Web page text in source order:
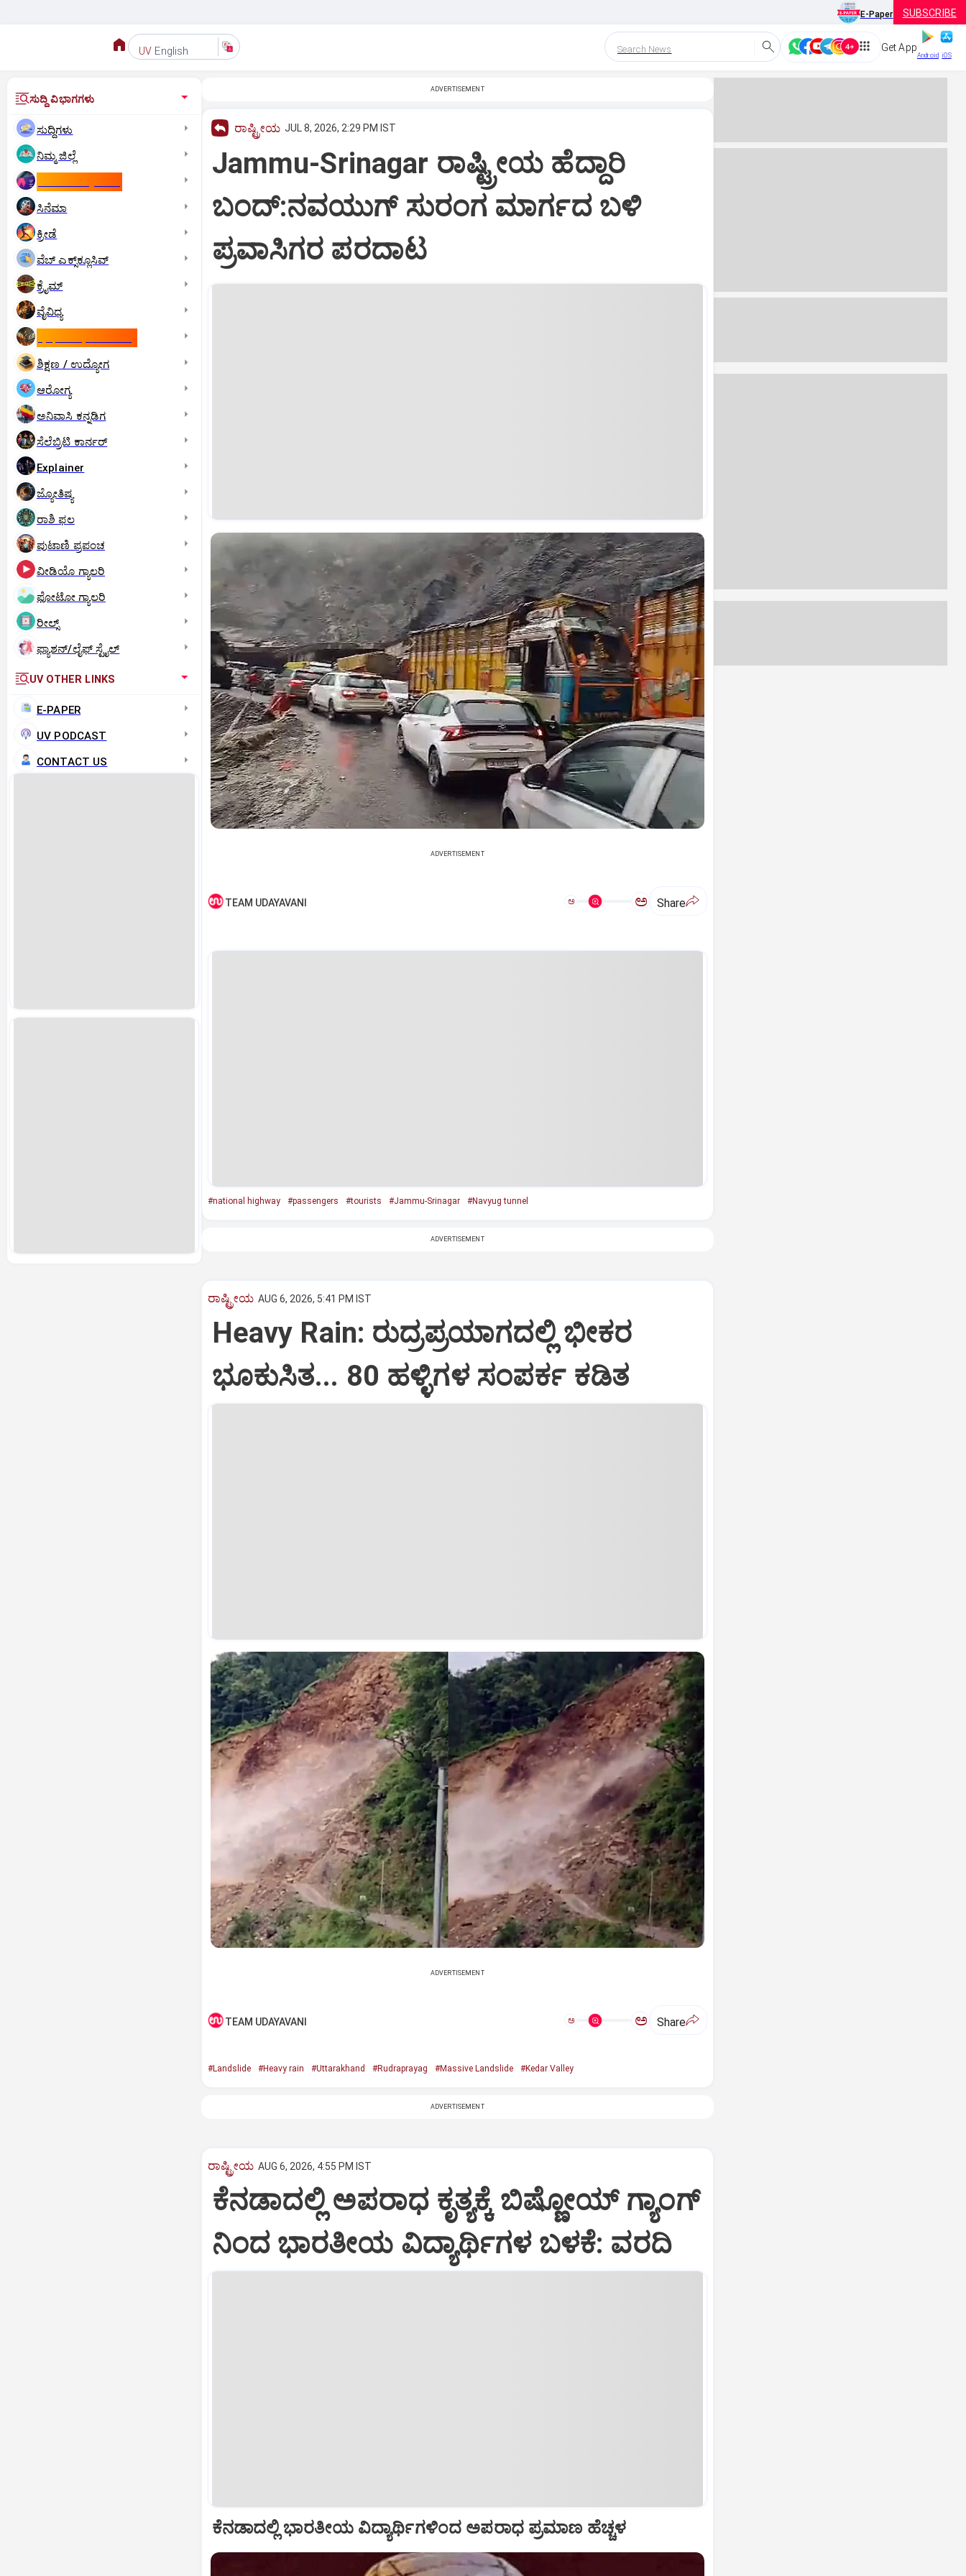
E-Paper SUBSCRIBE
UV English Search News Get App
Android iOS
ಸುದ್ದಿ ವಿಭಾಗಗಳು
ಸುದ್ದಿಗಳು
ನಿಮ್ಮ ಜಿಲ್ಲೆ
ಸಿನೆಮಾ
ಕ್ರೀಡೆ
ವೆಬ್ ಎಕ್ಸ್‌ಕ್ಲೂಸಿವ್
ಕ್ರೈಮ್
ವೈವಿಧ್ಯ
ಶಿಕ್ಷಣ / ಉದ್ಯೋಗ
ಆರೋಗ್ಯ
ಅನಿವಾಸಿ ಕನ್ನಡಿಗ
ಸೆಲೆಬ್ರಿಟಿ ಕಾರ್ನರ್‌
Explainer
ಜ್ಯೋತಿಷ್ಯ
ರಾಶಿ ಫಲ
ಪುಟಾಣಿ ಪ್ರಪಂಚ
ವೀಡಿಯೊ ಗ್ಯಾಲರಿ
ಫೋಟೋ ಗ್ಯಾಲರಿ
ರೀಲ್ಸ್
ಫ್ಯಾಶನ್/ಲೈಫ್‌ ಸ್ಟೈಲ್
UV OTHER LINKS
E-PAPER
UV PODCAST
CONTACT US
ADVERTISEMENT
ರಾಷ್ಟ್ರೀಯ JUL 8, 2026, 2:29 PM IST
Jammu-Srinagar ರಾಷ್ಟ್ರೀಯ ಹೆದ್ದಾರಿ
ಬಂದ್:ನವಯುಗ್ ಸುರಂಗ ಮಾರ್ಗದ ಬಳಿ
ಪ್ರವಾಸಿಗರ ಪರದಾಟ
ADVERTISEMENT
TEAM UDAYAVANI ಅ ಅ Share
#national highway #passengers #tourists #Jammu-Srinagar #Navyug tunnel
ADVERTISEMENT
ರಾಷ್ಟ್ರೀಯ AUG 6, 2026, 5:41 PM IST
Heavy Rain: ರುದ್ರಪ್ರಯಾಗದಲ್ಲಿ ಭೀಕರ
ಭೂಕುಸಿತ... 80 ಹಳ್ಳಿಗಳ ಸಂಪರ್ಕ ಕಡಿತ
ADVERTISEMENT
TEAM UDAYAVANI ಅ ಅ Share
#Landslide #Heavy rain #Uttarakhand #Rudraprayag #Massive Landslide #Kedar Valley
ADVERTISEMENT
ರಾಷ್ಟ್ರೀಯ AUG 6, 2026, 4:55 PM IST
ಕೆನಡಾದಲ್ಲಿ ಅಪರಾಧ ಕೃತ್ಯಕ್ಕೆ ಬಿಷ್ಣೋಯ್ ಗ್ಯಾಂಗ್
ನಿಂದ ಭಾರತೀಯ ವಿದ್ಯಾರ್ಥಿಗಳ ಬಳಕೆ: ವರದಿ
ಕೆನಡಾದಲ್ಲಿ ಭಾರತೀಯ ವಿದ್ಯಾರ್ಥಿಗಳಿಂದ ಅಪರಾಧ ಪ್ರಮಾಣ ಹೆಚ್ಚಳ